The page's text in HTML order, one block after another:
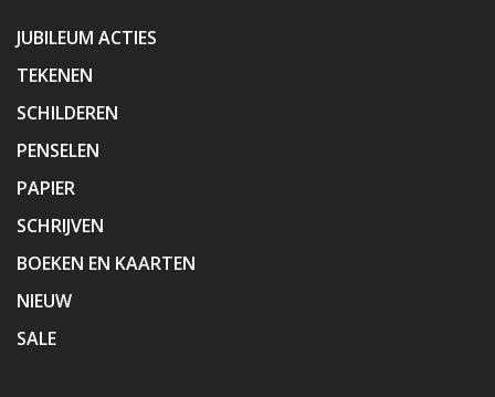
JUBILEUM ACTIES
TEKENEN
SCHILDEREN
PENSELEN
PAPIER
SCHRIJVEN
BOEKEN EN KAARTEN
NIEUW
SALE